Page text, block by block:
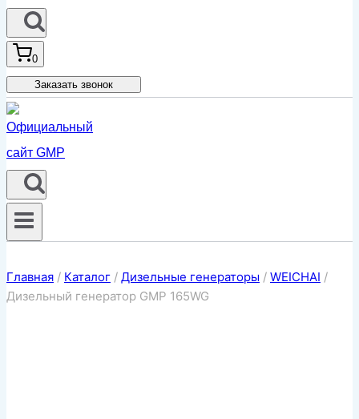
0
Заказать звонок
Главная / Каталог / Дизельные генераторы / WEICHAI /
Дизельный генератор GMP 165WG